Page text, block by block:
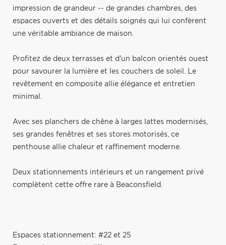
impression de grandeur -- de grandes chambres, des
espaces ouverts et des détails soignés qui lui confèrent
une véritable ambiance de maison.
Profitez de deux terrasses et d'un balcon orientés ouest
pour savourer la lumière et les couchers de soleil. Le
revêtement en composite allie élégance et entretien
minimal.
Avec ses planchers de chêne à larges lattes modernisés,
ses grandes fenêtres et ses stores motorisés, ce
penthouse allie chaleur et raffinement moderne.
Deux stationnements intérieurs et un rangement privé
complètent cette offre rare à Beaconsfield.
Espaces stationnement: #22 et 25